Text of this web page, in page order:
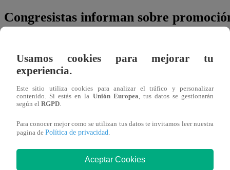
Congresistas informan sobre
peruana. Tras la declaración de Balcázar y la renuncia
del Exterior y Defensa, algunos congresistas
corre una moción de censura en busca de firmas.
informado de ello y que si existen las firmas necesarias
pues “hay que darle trámite”. Enfatizó que, a diferencia
necesito 78 firmas, está vez se necesitarían una cantidad
Usamos cookies para mejorar tu
experiencia.
Este sitio utiliza cookies para analizar el tráfico y personalizar
contenido. Si estás en la Unión Europea , tus datos se gestionarán
según el RGPD
Para conocer mejor como se utilizan tus datos te invitamos leer nuestra
pagina de Política de privacidad
Aceptar Cookies